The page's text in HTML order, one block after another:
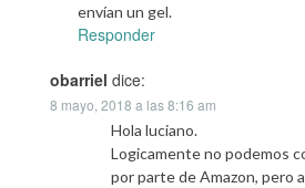
envían un gel.
Responder
obarriel dice:
8 mayo, 2018 a las 8:16 am
Hola luciano.
Logicamente no podemos
por parte de Amazon, pero